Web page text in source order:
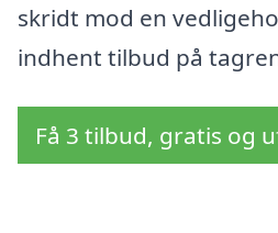
skridt mod en
indhent tilbud på
Få 3 tilbud, gratis og